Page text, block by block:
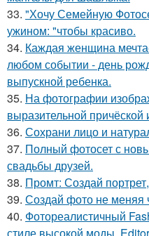
33. "Хочу Семейную
ужином: "чтобы красиво.
34. Каждая женщина
любом событии - день
выпускной ребенка.
35. На фотографии
выразительной
36. Сохрани лицо и
37. Полный фотосет с
свадьбы друзей.
38. Промт: Создай
39. Создай фото не меняя
40. Фотореалистичный